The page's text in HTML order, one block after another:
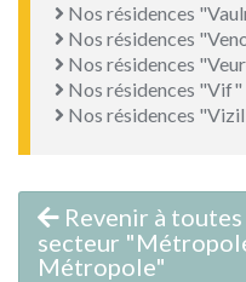
Nos résidences
Nos résidences
Nos résidences
Nos résidences "Vif"
Nos résidences
Revenir à
secteur
Métropole"